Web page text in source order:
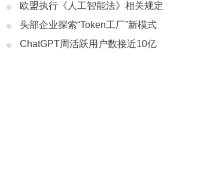
欧盟执行《人工智能法》相关规定
头部企业探索“Token工厂”新模式
ChatGPT周活跃用户数接近10亿